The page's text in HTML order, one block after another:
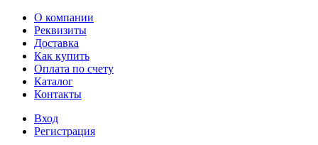
О компании
Реквизиты
Доставка
Как купить
Оплата по счету
Каталог
Контакты
Вход
Регистрация